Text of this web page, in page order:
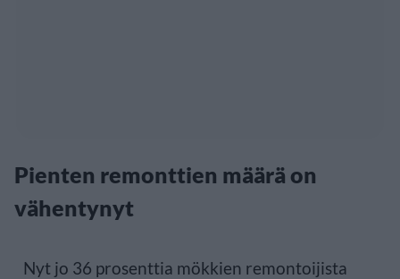
Pienten remonttien määrä on
vähentynyt
Nyt jo 36 prosenttia mökkien remontoijista